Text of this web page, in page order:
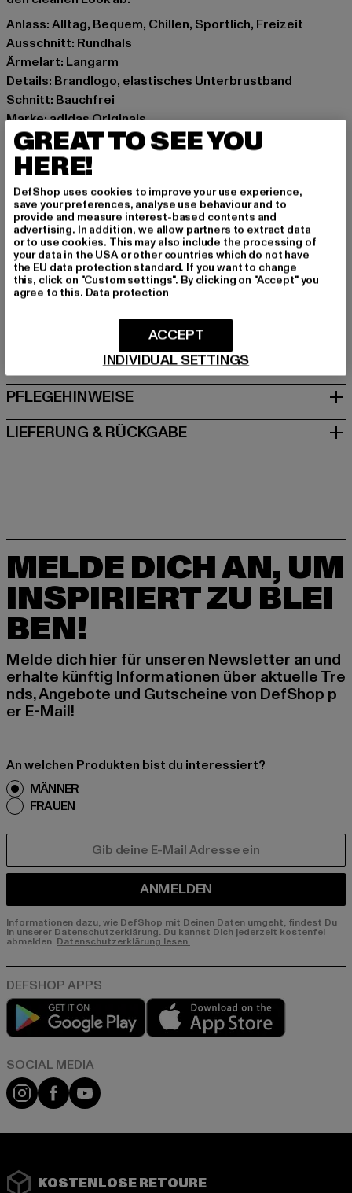
Anlass: Alltag, Bequem, Chillen, Sportlich, Freizeit
Ausschnitt: Rundhals
Ärmelart: Langarm
Details: Brandlogo, elastisches Unterbrustband
Schnitt: Bauchfrei
Marke: adidas Originals
Kat.: Longsleeves
Farbe: schwarz
Hersteller Farbe: black
Materialzusammensetzung: 95% Baumwolle, 5%
Elasthan
Art.Nr: JD0014-00007
Hersteller: Adidas AG |
serviceinfo@onlineshop.adidas.com
GRÖSSE & PASSFORM
PFLEGEHINWEISE
LIEFERUNG & RÜCKGABE
MELDE DICH AN, UM
INSPIRIERT ZU BLEI
BEN!
Melde dich hier für unseren Newsletter an und
erhalte künftig Informationen über aktuelle Tre
nds, Angebote und Gutscheine von DefShop p
er E-Mail!
An welchen Produkten bist du interessiert?
MÄNNER
FRAUEN
ANMELDEN
Informationen dazu, wie DefShop mit Deinen Daten umgeht, findest Du
in unserer Datenschutzerklärung. Du kannst Dich jederzeit kostenfei
abmelden. Datenschutzerklärung lesen.
Play market
Instagram
FacebookYouTube
KOSTENLOSE RETOURE
GREAT TO SEE YOU
HERE!
DefShop uses cookies to improve your use experience,
save your preferences, analyse use behaviour and to
provide and measure interest-based contents and
advertising. In addition, we allow partners to extract data
or to use cookies. This may also include the processing of
your data in the USA or other countries which do not have
the EU data protection standard. If you want to change
this, click on "Custom settings". By clicking on "Accept" you
agree to this. Data protection
INDIVIDUAL SETTINGS
ACCEPT